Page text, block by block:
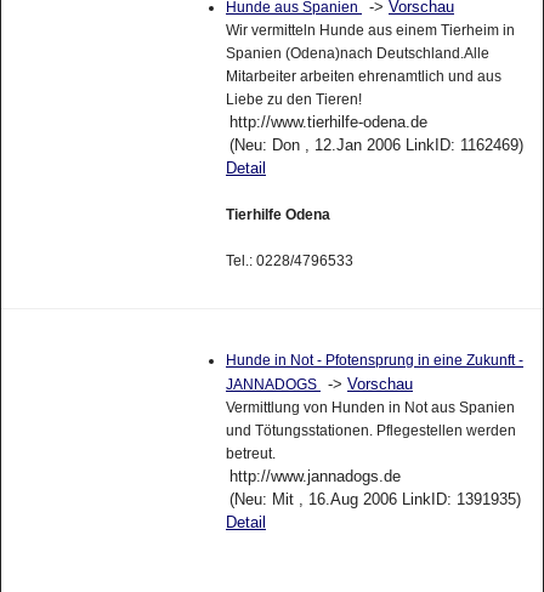
Hunde aus Spanien -> Vorschau
Wir vermitteln Hunde aus einem Tierheim in
Spanien (Odena)nach Deutschland.Alle
Mitarbeiter arbeiten ehrenamtlich und aus
Liebe zu den Tieren!
http://www.tierhilfe-odena.de
(Neu: Don , 12.Jan 2006 LinkID: 1162469)
Detail
Tierhilfe Odena
Tel.: 0228/4796533
Hunde in Not - Pfotensprung in eine Zukunft -
JANNADOGS
-> Vorschau
Vermittlung von Hunden in Not aus Spanien
und Tötungsstationen. Pflegestellen werden
betreut.
http://www.jannadogs.de
(Neu: Mit , 16.Aug 2006 LinkID: 1391935)
Detail